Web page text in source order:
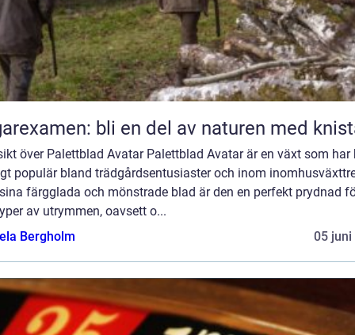
bli en del av naturen med
över Palettblad Avatar Palettblad Avatar är en växt som har
populär bland trädgårdsentusiaster och inom
färgglada och mönstrade blad är den en perfekt prydnad
av utrymmen, oavsett o...
Bergholm
05 juni